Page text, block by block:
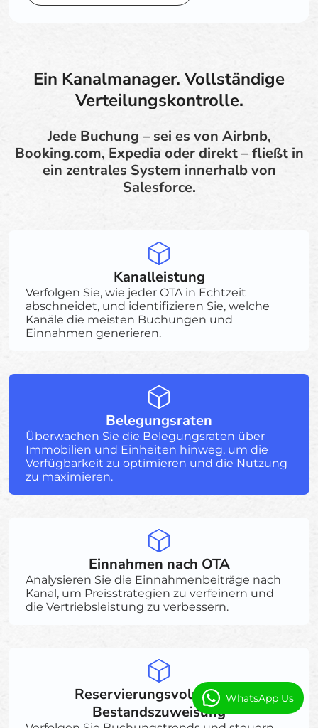
Ein Kanalmanager. Vollständige
Verteilungskontrolle.
Jede Buchung – sei es von Airbnb,
Booking.com, Expedia oder direkt – fließt in
ein zentrales System innerhalb von
Salesforce.
Kanalleistung
Verfolgen Sie, wie jeder OTA in Echtzeit
abschneidet, und identifizieren Sie, welche
Kanäle die meisten Buchungen und
Einnahmen generieren.
Belegungsraten
Überwachen Sie die Belegungsraten über
Immobilien und Einheiten hinweg, um die
Verfügbarkeit zu optimieren und die Nutzung
zu maximieren.
Einnahmen nach OTA
Analysieren Sie die Einnahmenbeiträge nach
Kanal, um Preisstrategien zu verfeinern und
die Vertriebsleistung zu verbessern.
Reservierungsvolumen &
Bestandszuweisung
WhatsApp Us